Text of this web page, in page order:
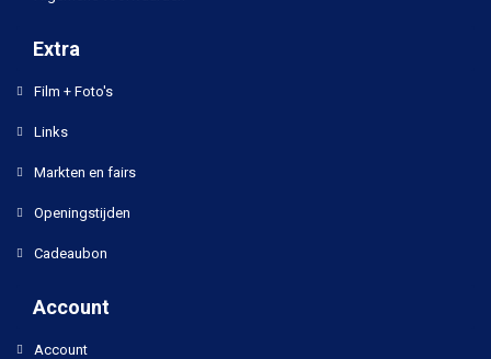
Extra
Film + Foto's
Links
Markten en fairs
Openingstijden
Cadeaubon
Account
Account